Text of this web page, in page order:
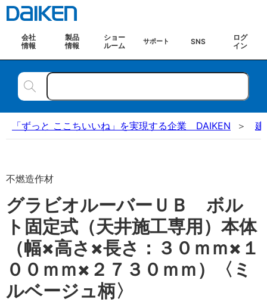
会社
情報
製品
情報
ショー
ルーム
サポート SNS
ログ
イン
「ずっと ここちいいね」を実現する企業 DAIKEN 建
不燃造作材
グラビオルーバーＵＢ ボル
ト固定式（天井施工専用）本体
（幅×高さ×長さ：３０ｍｍ×１
００ｍｍ×２７３０ｍｍ）〈ミ
ルベージュ柄〉